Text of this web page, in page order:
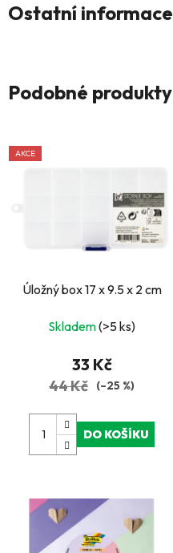
Ostatní informace
Podobné produkty
AKCE
Úložný box 17 x 9.5 x 2 cm
Skladem(>5 ks)
33 Kč
44 Kč (–25 %)
DO KOŠÍKU